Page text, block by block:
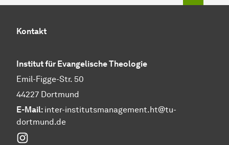
Kontakt
Institut für Evangelische Theologie
Emil-Figge-Str. 50
44227 Dortmund
E-Mail: inter-institutsmanagement.ht@tu-
dortmund.de